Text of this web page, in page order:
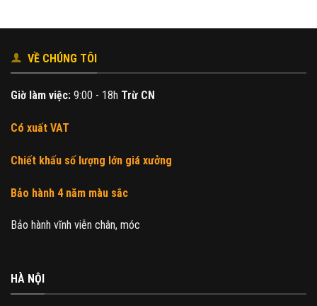
VỀ CHÚNG TÔI
Giờ làm việc: 9:00 - 18h Trừ CN
Có xuất VAT
Chiết khấu số lượng lớn giá xưởng
Bảo hành 4 năm màu sắc
Bảo hành vĩnh viễn chân, móc
HÀ NỘI